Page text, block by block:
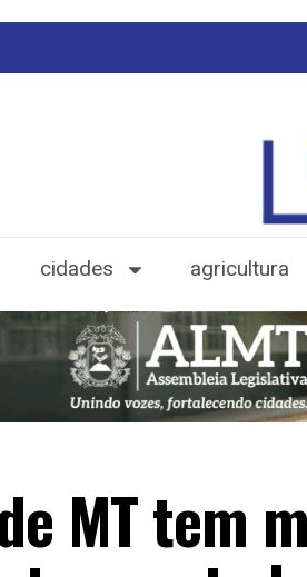
cidades agricultura
MT tem